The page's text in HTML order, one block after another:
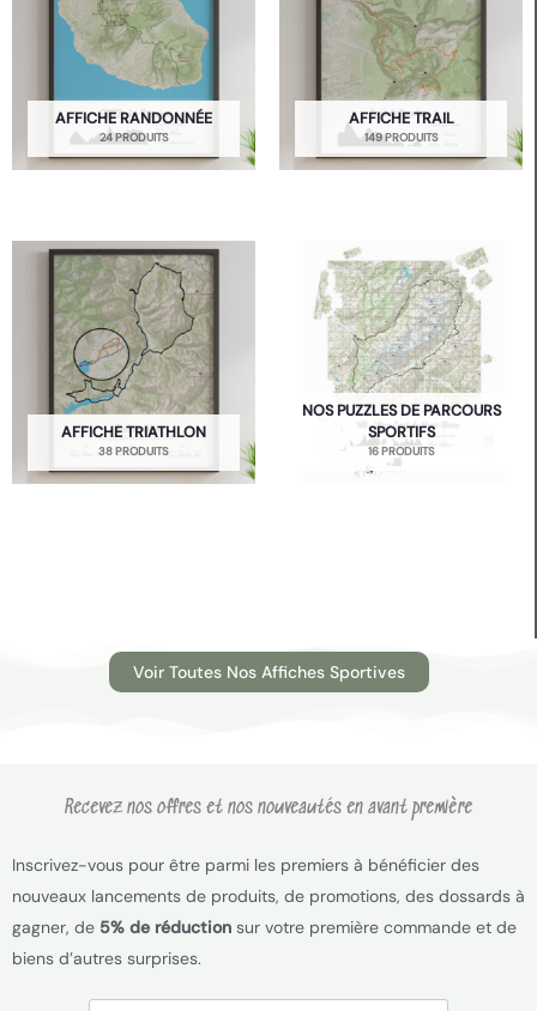
AFFICHE RANDONNÉE
24 PRODUITS
AFFICHE TRAIL
149 PRODUITS
AFFICHE TRIATHLON
38 PRODUITS
NOS PUZZLES DE PARCOURS
SPORTIFS
16 PRODUITS
Voir Toutes Nos Affiches Sportives
Recevez nos offres et nos nouveautés en avant première
Inscrivez-vous pour être parmi les premiers à bénéficier des
nouveaux lancements de produits, de promotions, des dossards à
gagner, de 5% de réduction sur votre première commande et de
biens d’autres surprises.